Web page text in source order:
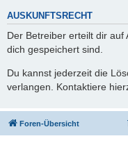
AUSKUNFTSRECHT
Der Betreiber erteilt dir auf
dich gespeichert sind.
Du kannst jederzeit die
verlangen. Kontaktiere
Foren-Übersicht